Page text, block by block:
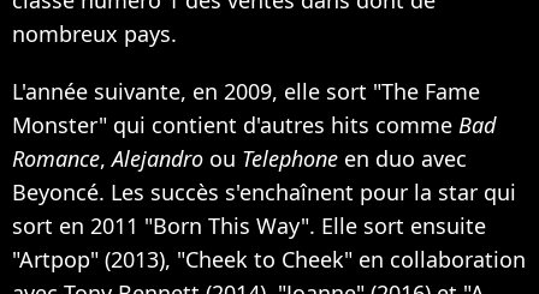
nombreux pays.
L'année suivante, en 2009, elle sort "The Fame
Monster" qui contient d'autres hits comme Bad
Romance,Alejandro ou Telephone en duo avec
Beyoncé. Les succès s'enchaînent pour la star qui
sort en 2011 "Born This Way". Elle sort ensuite
"Artpop" (2013), "Cheek to Cheek" en collaboration